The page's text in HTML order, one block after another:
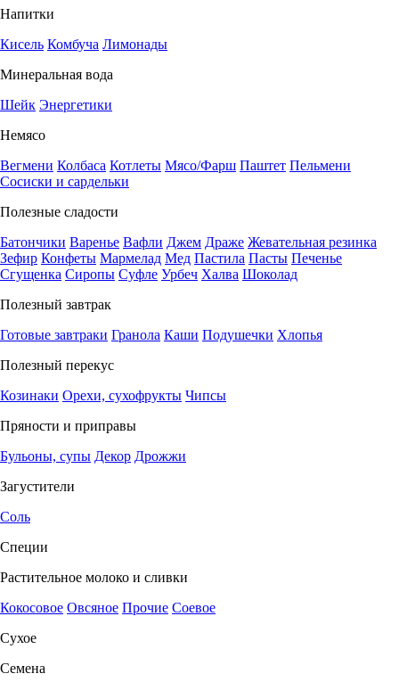
Напитки
Кисель Комбуча Лимонады
Минеральная вода
Шейк Энергетики
Немясо
Вегмени Колбаса Котлеты Мясо/Фарш Паштет Пельмени
Сосиски и сардельки
Полезные сладости
Батончики Варенье Вафли Джем Драже Жевательная резинка
Зефир Конфеты Мармелад Мед Пастила Пасты Печенье
Сгущенка Сиропы Суфле Урбеч Халва Шоколад
Полезный завтрак
Готовые завтраки Гранола Каши Подушечки Хлопья
Полезный перекус
Козинаки Орехи, сухофрукты Чипсы
Пряности и приправы
Бульоны, супы Декор Дрожжи
Загустители
Соль
Специи
Растительное молоко и сливки
Кокосовое Овсяное Прочие Соевое
Сухое
Семена